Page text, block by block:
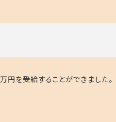
万円を受給することができました。